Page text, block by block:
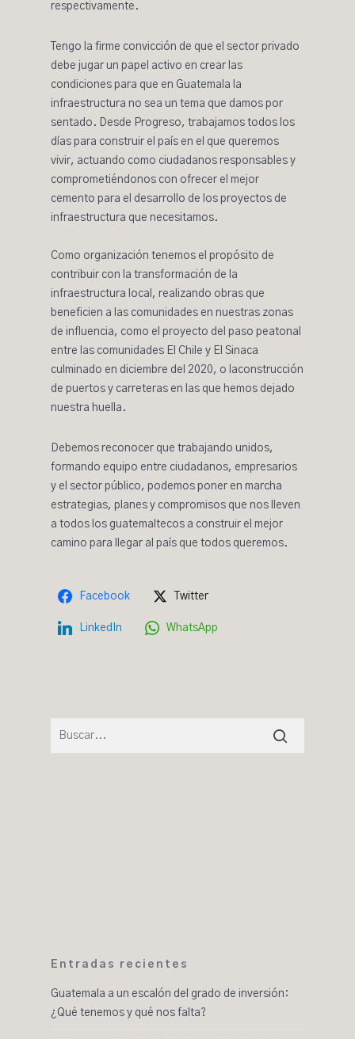
respectivamente.
Tengo la firme convicción de que el sector privado
debe jugar un papel activo en crear las
condiciones para que en Guatemala la
infraestructura no sea un tema que damos por
sentado. Desde Progreso, trabajamos todos los
días para construir el país en el que queremos
vivir, actuando como ciudadanos responsables y
comprometiéndonos con ofrecer el mejor
cemento para el desarrollo de los proyectos de
infraestructura que necesitamos.
Como organización tenemos el propósito de
contribuir con la transformación de la
infraestructura local, realizando obras que
beneficien a las comunidades en nuestras zonas
de influencia, como el proyecto del paso peatonal
entre las comunidades El Chile y El Sinaca
culminado en diciembre del 2020, o laconstrucción
de puertos y carreteras en las que hemos dejado
nuestra huella.
Debemos reconocer que trabajando unidos,
formando equipo entre ciudadanos, empresarios
y el sector público, podemos poner en marcha
estrategias, planes y compromisos que nos lleven
a todos los guatemaltecos a construir el mejor
camino para llegar al país que todos queremos.
Facebook Twitter
LinkedIn WhatsApp
Entradas recientes
Guatemala a un escalón del grado de inversión:
¿Qué tenemos y qué nos falta?